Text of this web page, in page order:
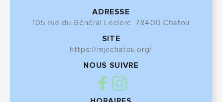
ADRESSE
105 rue du Général Leclerc, 78400 Chatou
SITE
https://mjcchatou.org/
NOUS SUIVRE